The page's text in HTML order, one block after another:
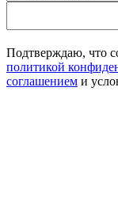
Подтверждаю, что
политикой
соглашением и